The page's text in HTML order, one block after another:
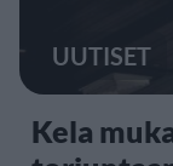
UUTISET
Kela